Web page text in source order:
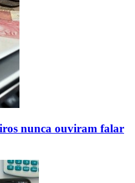
nunca ouviram falar